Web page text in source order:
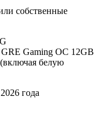
собственные
Gaming OC 12GB
белую
года